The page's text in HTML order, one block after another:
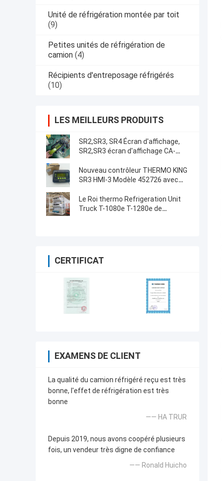
Unité de réfrigération montée par toit
(9)
Petites unités de réfrigération de
camion (4)
Récipients d'entreposage réfrigérés
(10)
LES MEILLEURS PRODUITS
SR2,SR3, SR4 Écran d'affichage,
SR2,SR3 écran d'affichage CA-
Écran LCD pour THERMO KING
SB210 SB230 HMIs Pièces de
Nouveau contrôleur THERMO KING
SR3 HMI-3 Modèle 452726 avec
SR3 SR4
Le Roi thermo Refrigeration Unit
Truck T-1080e T-1280e de
CERTIFICAT
EXAMENS DE CLIENT
La qualité du camion réfrigéré reçu est très
bonne, l'effet de réfrigération est très
bonne
—— HA TRUR
Depuis 2019, nous avons coopéré plusieurs
fois, un vendeur très digne de confiance
—— Ronald Huicho